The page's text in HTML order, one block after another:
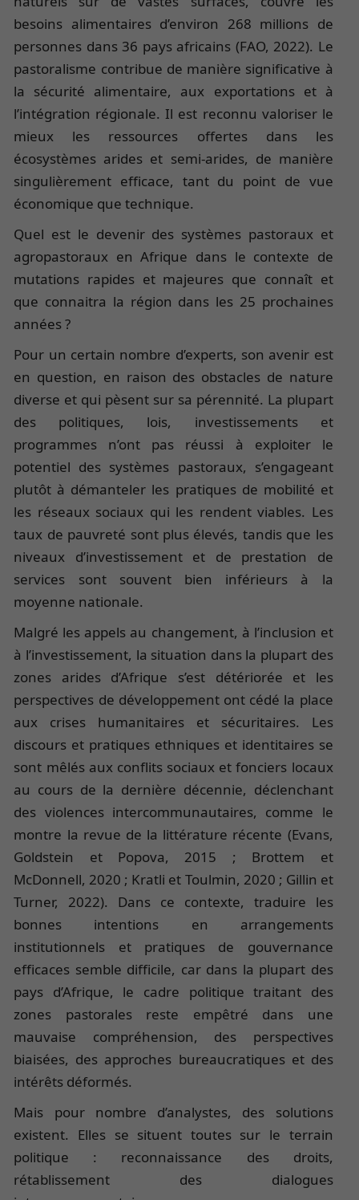
besoins alimentaires d’environ 268 millions de
personnes dans 36 pays africains (FAO, 2022). Le
pastoralisme contribue de manière significative à
la sécurité alimentaire, aux exportations et à
l’intégration régionale. Il est reconnu valoriser le
mieux les ressources offertes dans les
écosystèmes arides et semi-arides, de manière
singulièrement efficace, tant du point de vue
économique que technique.
Quel est le devenir des systèmes pastoraux et
agropastoraux en Afrique dans le contexte de
mutations rapides et majeures que connaît et
que connaitra la région dans les 25 prochaines
années ?
Pour un certain nombre d’experts, son avenir est
en question, en raison des obstacles de nature
diverse et qui pèsent sur sa pérennité. La plupart
des politiques, lois, investissements et
programmes n’ont pas réussi à exploiter le
potentiel des systèmes pastoraux, s’engageant
plutôt à démanteler les pratiques de mobilité et
les réseaux sociaux qui les rendent viables. Les
taux de pauvreté sont plus élevés, tandis que les
niveaux d’investissement et de prestation de
services sont souvent bien inférieurs à la
moyenne nationale.
Malgré les appels au changement, à l’inclusion et
à l’investissement, la situation dans la plupart des
zones arides d’Afrique s’est détériorée et les
perspectives de développement ont cédé la place
aux crises humanitaires et sécuritaires. Les
discours et pratiques ethniques et identitaires se
sont mêlés aux conflits sociaux et fonciers locaux
au cours de la dernière décennie, déclenchant
des violences intercommunautaires, comme le
montre la revue de la littérature récente (Evans,
Goldstein et Popova, 2015 ; Brottem et
McDonnell, 2020 ; Kratli et Toulmin, 2020 ; Gillin et
Turner, 2022). Dans ce contexte, traduire les
bonnes intentions en arrangements
institutionnels et pratiques de gouvernance
efficaces semble difficile, car dans la plupart des
pays d’Afrique, le cadre politique traitant des
zones pastorales reste empêtré dans une
mauvaise compréhension, des perspectives
biaisées, des approches bureaucratiques et des
intérêts déformés.
Mais pour nombre d’analystes, des solutions
existent. Elles se situent toutes sur le terrain
politique : reconnaissance des droits,
rétablissement des dialogues